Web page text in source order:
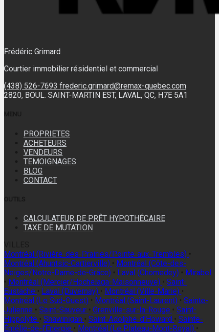
Frédéric Grimard
Courtier immobilier résidentiel et commercial
(438) 526-7693 frederic.grimard@remax-quebec.com
2820, BOUL. SAINT-MARTIN EST, LAVAL, QC, H7E 5A1
PROPRIETES
ACHETEURS
VENDEURS
TEMOIGNAGES
BLOG
CONTACT
CALCULATEUR DE PRÊT HYPOTHÉCAIRE
TAXE DE MUTATION
Montréal (Rivière-des-Prairies/Pointe-aux-Trembles)
Montréal (Ahuntsic-Cartierville)
Montréal (Côte-des-
Neiges/Notre-Dame-de-Grâce)
Laval (Chomedey)
Mirabel
Montréal (Mercier/Hochelaga-Maisonneuve)
Saint-
Eustache
Laval (Duvernay) Montréal (Ville-Marie)
Montréal (Le Sud-Ouest)
Montréal (Saint-Laurent)
Sainte-
Julienne
Saint-Sauveur Grenville-sur-la-Rouge
Saint-
Hippolyte
Shawinigan Saint-Adolphe-d'Howard
Sainte-
Émélie-de-l'Énergie
Montréal (Le Plateau-Mont-Royal)